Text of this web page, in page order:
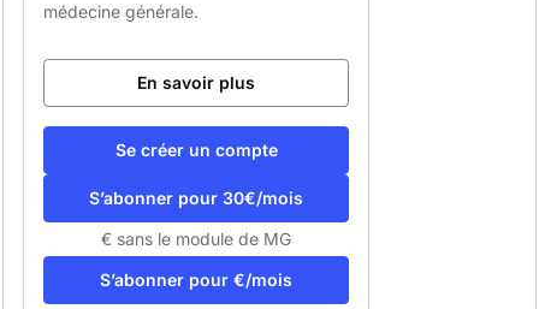
médecine générale.
En savoir plus
Se créer un compte
S’abonner pour 30€/mois
€ sans le module de MG
S’abonner pour €/mois